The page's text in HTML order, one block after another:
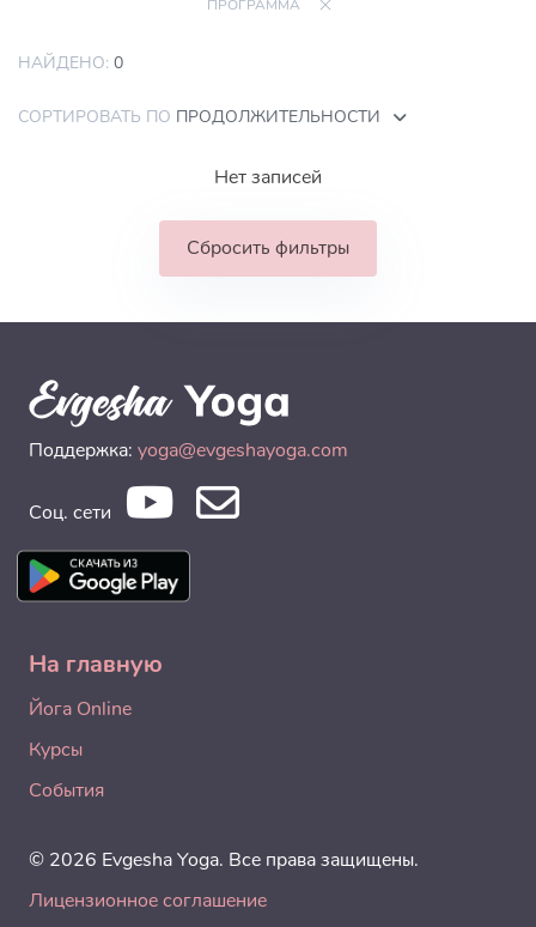
ПРОГРАММА
НАЙДЕНО: 0
СОРТИРОВАТЬ ПО ПРОДОЛЖИТЕЛЬНОСТИ
Нет записей
Сбросить фильтры
Поддержка: yoga@evgeshayoga.com
Соц. сети
На главную
Йога Online
Курсы
События
© 2026 Evgesha Yoga. Все права защищены.
Лицензионное соглашение